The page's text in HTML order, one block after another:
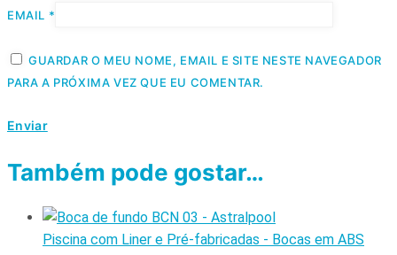
EMAIL *
GUARDAR O MEU NOME, EMAIL E SITE NESTE NAVEGADOR
PARA A PRÓXIMA VEZ QUE EU COMENTAR.
Também pode gostar…
Piscina com Liner e Pré-fabricadas - Bocas em ABS